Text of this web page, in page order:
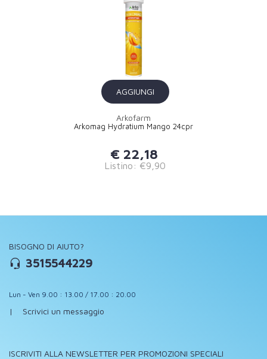
AGGIUNGI
Arkofarm
Arkomag Hydratium Mango 24cpr
€ 22,18
Listino: €9,90
BISOGNO DI AIUTO?
3515544229
Lun - Ven 9.00 : 13.00 / 17.00 : 20.00
| Scrivici un messaggio
ISCRIVITI ALLA NEWSLETTER PER PROMOZIONI SPECIALI